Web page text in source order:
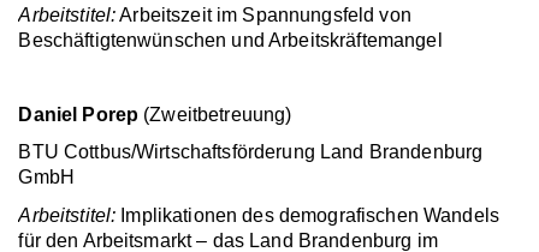
Arbeitstitel:Arbeitszeit im Spannungsfeld von
Beschäftigtenwünschen und Arbeitskräftemangel
Daniel Porep (Zweitbetreuung)
BTU Cottbus/Wirtschaftsförderung Land Brandenburg
GmbH
Arbeitstitel: Implikationen des demografischen Wandels
für den Arbeitsmarkt – das Land Brandenburg im